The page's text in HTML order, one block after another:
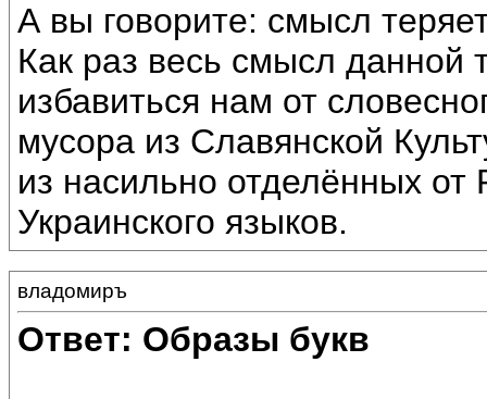
А вы говорите: смысл
Как раз весь смысл
избавиться нам от
мусора из Славянской
из насильно отделённых от
Украинского языков.
владомиръ
Ответ: Образы букв